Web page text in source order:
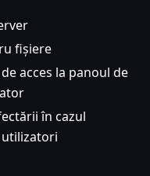
fișiere
acces la panoul de
în cazul